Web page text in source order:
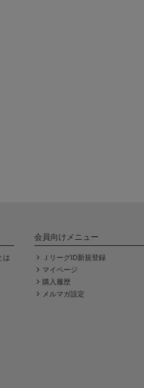
は
会員向けメニュー
ＪリーグID新規登録
マイページ
購入履歴
メルマガ設定